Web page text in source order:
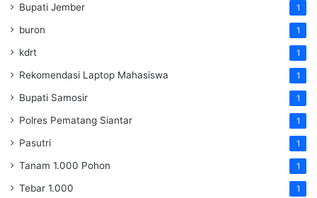
Bupati Jember 1
buron 1
kdrt 1
Rekomendasi Laptop Mahasiswa 1
Bupati Samosir 1
Polres Pematang Siantar 1
Pasutri 1
Tanam 1.000 Pohon 1
Tebar 1.000 1